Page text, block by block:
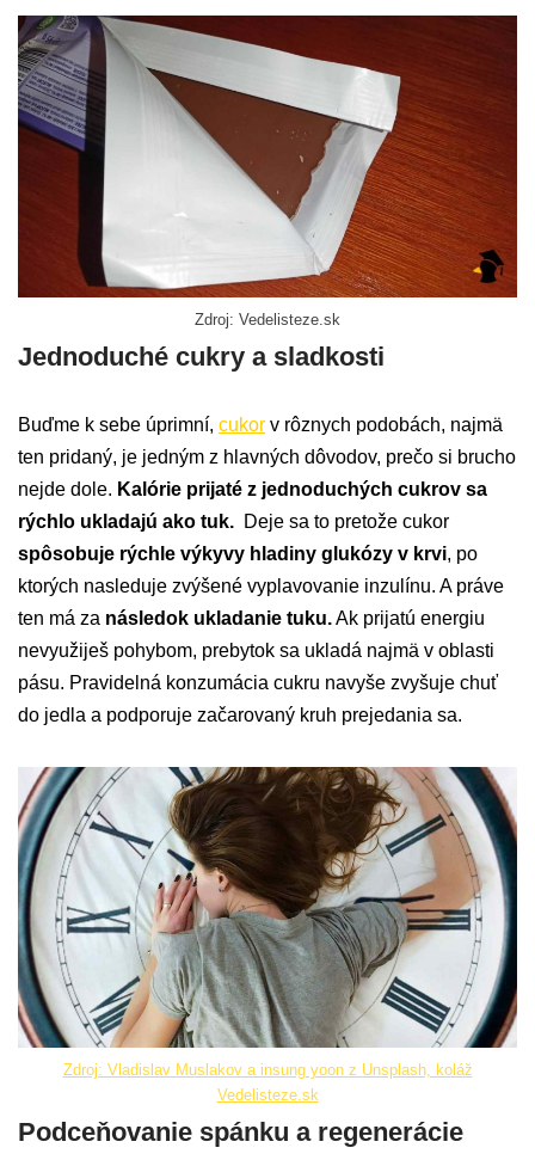
Zdroj: Vedelisteze.sk
Jednoduché cukry a sladkosti
Buďme k sebe úprimní, cukor v rôznych podobách, najmä
ten pridaný, je jedným z hlavných dôvodov, prečo si brucho
nejde dole. Kalórie prijaté z jednoduchých cukrov sa
rýchlo ukladajú ako tuk. Deje sa to pretože cukor
spôsobuje rýchle výkyvy hladiny glukózy v krvi, po
ktorých nasleduje zvýšené vyplavovanie inzulínu. A práve
ten má za následok ukladanie tuku.Ak prijatú energiu
nevyužiješ pohybom, prebytok sa ukladá najmä v oblasti
pásu. Pravidelná konzumácia cukru navyše zvyšuje chuť
do jedla a podporuje začarovaný kruh prejedania sa.
Zdroj: Vladislav Muslakov a insung yoon z Unsplash, koláž
Vedelisteze.sk
Podceňovanie spánku a regenerácie